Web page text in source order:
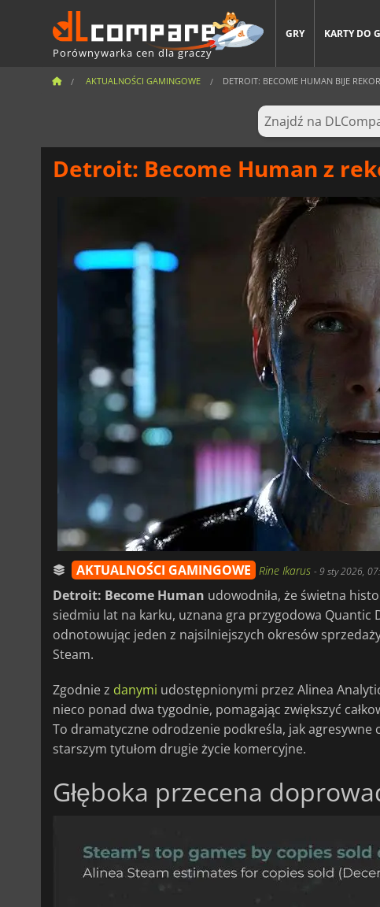
Porównywarka cen dla graczy
GRY KARTY DO
AKTUALNOŚCI GAMINGOWE DETROIT: BECOME HUMAN BIJE
Detroit: Become Human z
AKTUALNOŚCI GAMINGOWE Rine Ikarus -9 sty 2026,
Detroit: Become Human udowodniła, że świetna
siedmiu lat na karku, uznana gra przygodowa Quantic
odnotowując jeden z najsilniejszych okresów
Steam.
Zgodnie z danymi udostępnionymi przez Alinea
nieco ponad dwa tygodnie, pomagając zwiększyć
To dramatyczne odrodzenie podkreśla, jak agresywne
starszym tytułom drugie życie komercyjne.
Głęboka przecena